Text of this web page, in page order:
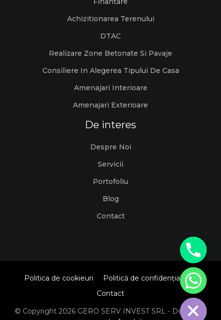
Achizitionarea Terenului
DTAC
Realizare Zone Betonate Si Pavaje
Consiliere In Alegerea Tipului De Casa
Amenajari Interioare
Amenajari Exterioare
De interes
Despre Noi
Servicii
Portofoliu
Blog
Contact
Politica de cookieuri
Politică de confidențialitate
Contact
© Copyright 2026 GERO SERV INVEST SRL - Dezvoltat
Hide chaty